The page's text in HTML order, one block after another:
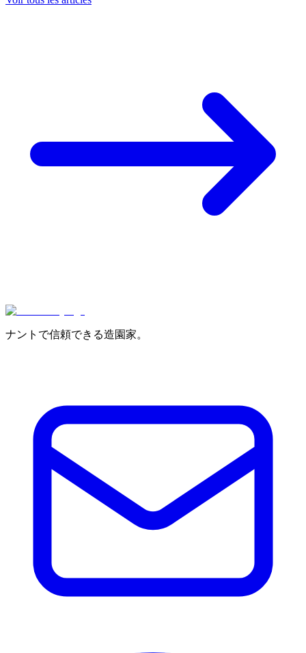
ナントで信頼できる造園家。